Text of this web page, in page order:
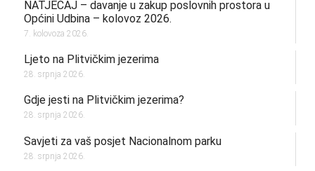
NATJEČAJ – davanje u zakup poslovnih prostora u
Općini Udbina – kolovoz 2026.
7. kolovoza 2026.
Ljeto na Plitvičkim jezerima
28. srpnja 2026.
Gdje jesti na Plitvičkim jezerima?
28. srpnja 2026.
Savjeti za vaš posjet Nacionalnom parku
28. srpnja 2026.